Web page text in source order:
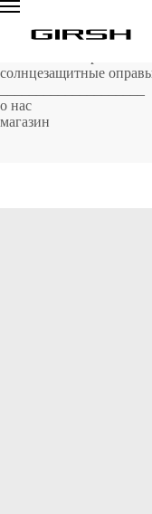
главная страница
солнцезащитные
о нас
магазин